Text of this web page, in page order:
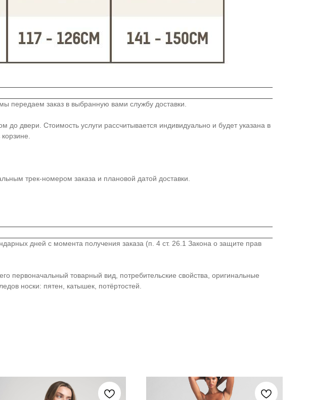
передаем заказ в выбранную вами службу доставки.
двери. Стоимость услуги рассчитывается индивидуально и будет указана в
трек-номером заказа и плановой датой доставки.
дней с момента получения заказа (п. 4 ст. 26.1 Закона о защите прав
первоначальный товарный вид, потребительские свойства, оригинальные
носки: пятен, катышек, потёртостей.